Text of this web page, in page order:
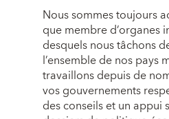
Nous sommes toujours
que membre d’organes
desquels nous tâchons
l’ensemble de nos pays
travaillons depuis de
vos gouvernements
des conseils et un